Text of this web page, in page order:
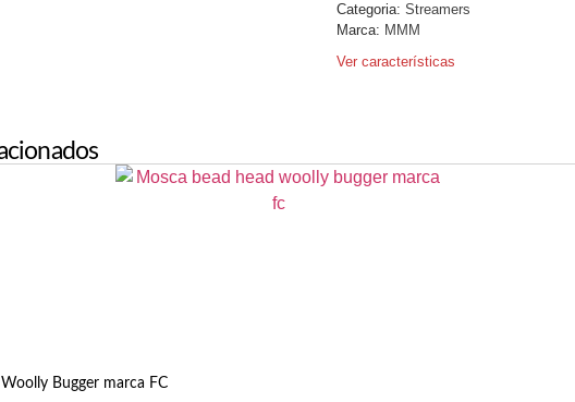
Categoria: Streamers
Marca: MMM
Ver características
Bugger marca FC